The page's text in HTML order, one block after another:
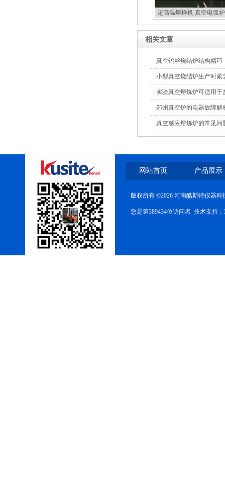
超高温熔样机 真空电弧
相关文章
真空钨丝烧结炉结构精巧
小型真空烧结炉生产时紧
实验真空熔炼炉可适用
郑州真空炉的电器故障解
真空感应熔炼炉的常见问
网站首页 产品展示
版权所有 ©2026 河南酷斯特仪器
您是第389434位访问者 技术支持：